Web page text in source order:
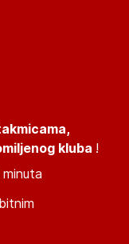
kluba !